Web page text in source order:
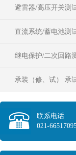
避雷器/高压开关测
直流系统/蓄电池测
继电保护/二次回路
承装（修、试） 承
联系电话
021-